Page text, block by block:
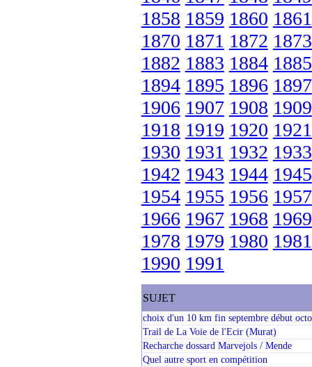
1858 1859 1860 1861
1870 1871 1872 1873
1882 1883 1884 1885
1894 1895 1896 1897
1906 1907 1908 1909
1918 1919 1920 1921
1930 1931 1932 1933
1942 1943 1944 1945
1954 1955 1956 1957
1966 1967 1968 1969
1978 1979 1980 1981
1990 1991
SUJET
choix d'un 10 km fin septembre début
Trail de La Voie de l'Ecir (Murat)
Recharche dossard Marvejols / Mende
Quel autre sport en compétition